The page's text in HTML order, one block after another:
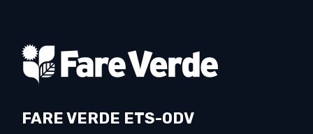
FARE VERDE ETS-ODV